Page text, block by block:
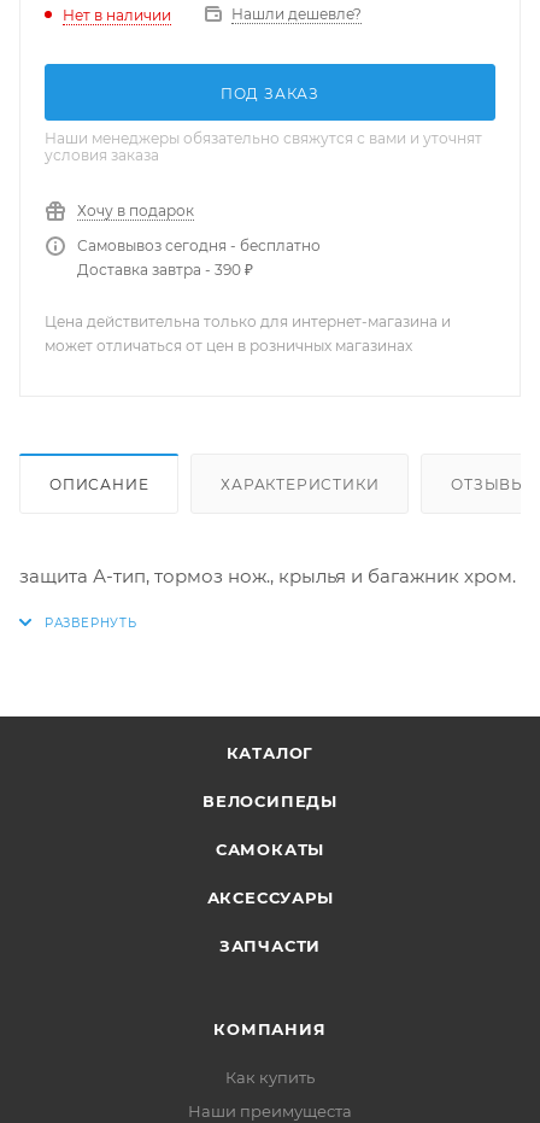
Нет в наличии Нашли дешевле?
ПОД ЗАКАЗ
Наши менеджеры обязательно свяжутся с вами и уточнят
условия заказа
Хочу в подарок
Самовывоз сегодня - бесплатно
Доставка завтра - 390 ₽
Цена действительна только для интернет-магазина и
может отличаться от цен в розничных магазинах
ОПИСАНИЕ ХАРАКТЕРИСТИКИ ОТЗЫВЫ
защита А-тип, тормоз нож., крылья и багажник хром.
КАТАЛОГ
ВЕЛОСИПЕДЫ
САМОКАТЫ
АКСЕССУАРЫ
ЗАПЧАСТИ
КОМПАНИЯ
Как купить
Наши преимущеста